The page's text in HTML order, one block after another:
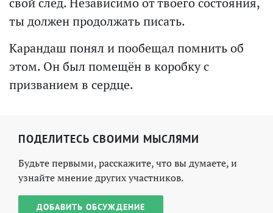
ты должен продолжать писать.
Карандаш понял и пообещал помнить об
этом. Он был помещён в коробку с
призванием в сердце.
ПОДЕЛИТЕСЬ СВОИМИ МЫСЛЯМИ
Будьте первыми, расскажите, что вы думаете, и
узнайте мнение других участников.
ДОБАВИТЬ ОБСУЖДЕНИЕ